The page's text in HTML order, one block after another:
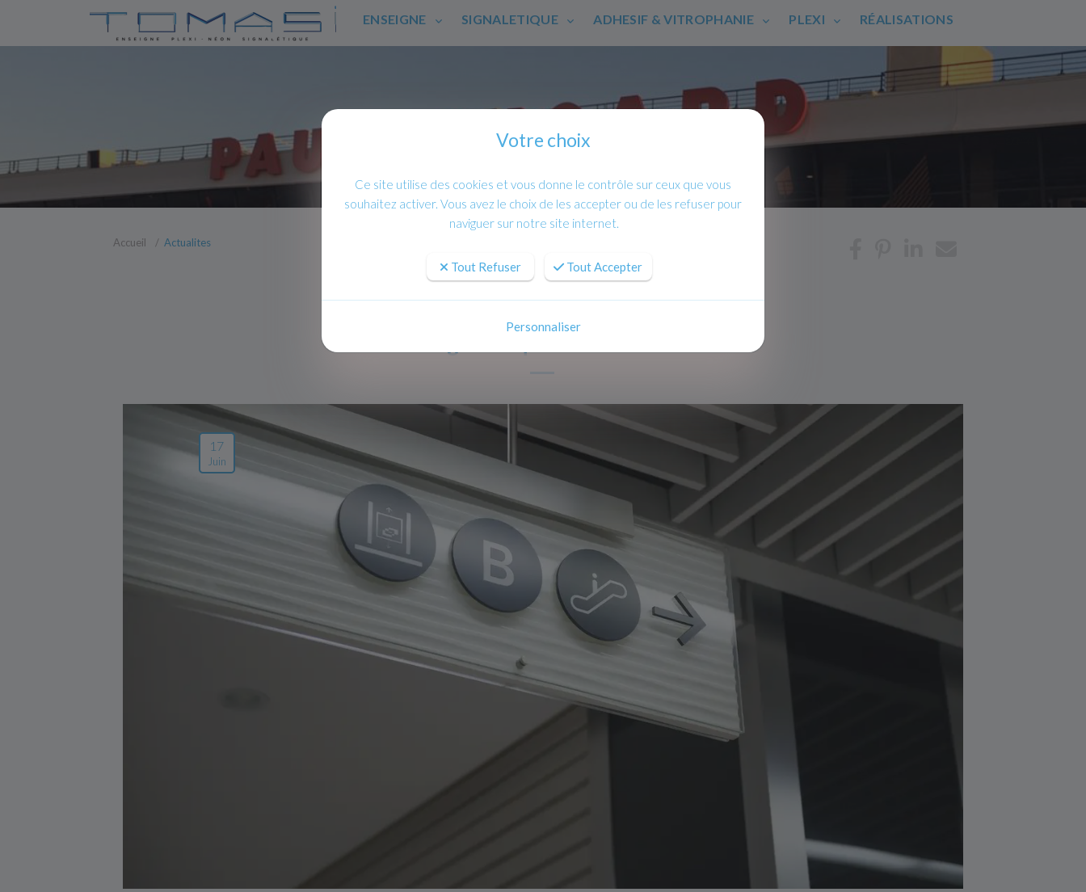
ENSEIGNE SIGNALETIQUE ADHESIF & VITROPHANIE PLEXI RÉALISATIONS
Accueil Actualites
17
Juin
Votre choix
Ce site utilise des cookies et vous donne le contrôle sur ceux que vous
souhaitez activer. Vous avez le choix de les accepter ou de les refuser pour
naviguer sur notre site internet.
Tout Refuser Tout Accepter
Personnaliser